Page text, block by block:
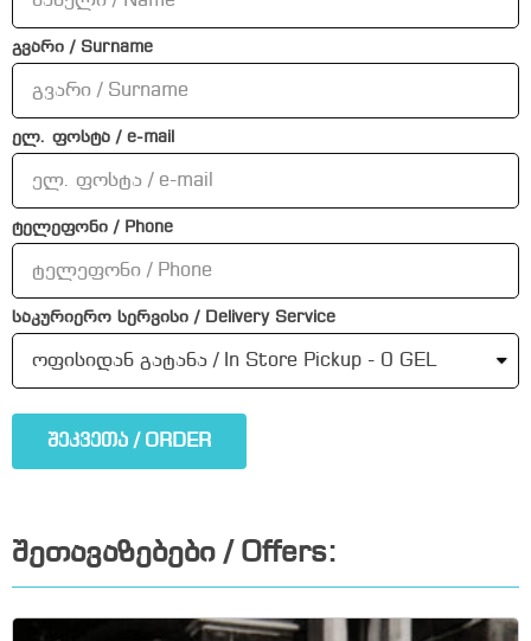
გვარი / Surname
ელ. ფოსტა / e-mail
ტელეფონი / Phone
საკურიერო სერვისი / Delivery Service
შეკვეთა / ORDER
შეთავაზებები / Offers: